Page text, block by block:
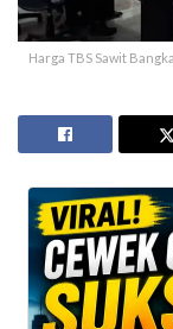
Harga TBS Sawit